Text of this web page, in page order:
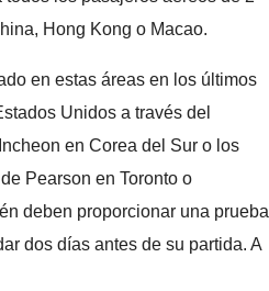
Hong Kong o Macao.
en estas áreas en los últimos
Unidos a través del
en Corea del Sur o los
Pearson en Toronto o
deben proporcionar una prueba
dos días antes de su partida. A